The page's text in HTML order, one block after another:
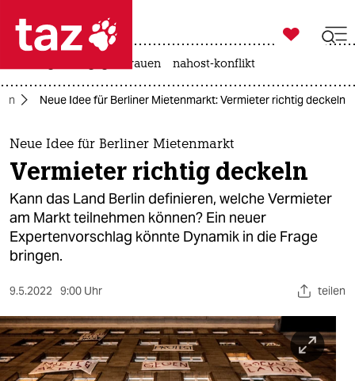
 taz zahl ich
taz zahl ich
themen
politik
öko
gesellschaft
kultur
sport
berlin

taz zahl ich
gewalt gegen frauen nahost-konflikt
Neue Idee für Berliner Mietenmarkt: Vermieter richtig deckeln
Neue Idee für Berliner Mietenmarkt
Vermieter richtig deckeln
Kann das Land Berlin definieren, welche Vermieter
am Markt teilnehmen können? Ein neuer
Expertenvorschlag könnte Dynamik in die Frage
bringen.
9.5.2022 9:00 Uhr teilen